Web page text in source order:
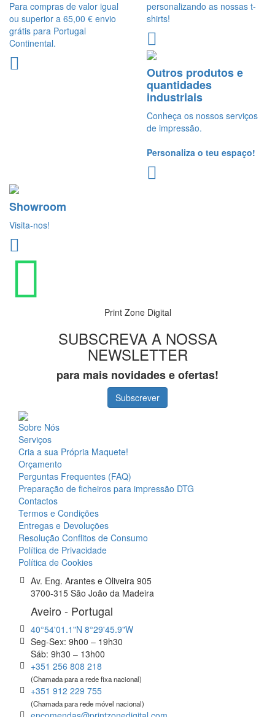
Para compras de valor igual
ou superior a 65,00 € envio
grátis para Portugal
Continental.
personalizando as nossas t-
shirts!
Outros produtos e
quantidades
industriais
Conheça os nossos serviços
de impressão.
Personaliza o teu espaço!
Showroom
Visita-nos!
Print Zone Digital
SUBSCREVA A NOSSA
NEWSLETTER
para mais novidades e ofertas!
Subscrever
Sobre Nós
Serviços
Cria a sua Própria Maquete!
Orçamento
Perguntas Frequentes (FAQ)
Preparação de ficheiros para impressão DTG
Contactos
Termos e Condições
Entregas e Devoluções
Resolução Conflitos de Consumo
Política de Privacidade
Política de Cookies
Av. Eng. Arantes e Oliveira 905
3700-315 São João da Madeira
Aveiro - Portugal
40°54'01.1"N 8°29'45.9"W
Seg-Sex: 9h00 – 19h30
Sáb: 9h30 – 13h00
+351 256 808 218
(Chamada para a rede fixa nacional)
+351 912 229 755
(Chamada para rede móvel nacional)